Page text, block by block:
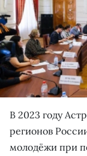
В 2023 году
регионов
молодёжи при